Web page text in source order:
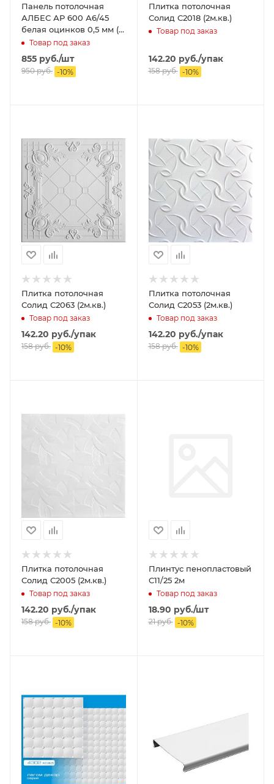
Панель потолочная
АЛБЕС АР 600 А6/45
белая оцинков 0,5 мм (1
уп=22 шт).
Товар под заказ
855 руб./шт
950руб. -10%
Плитка потолочная
Солид С2018 (2м.кв.)
Товар под заказ
142.20 руб./упак
158руб. -10%
Плитка потолочная
Солид С2063 (2м.кв.)
Товар под заказ
142.20 руб./упак
158руб. -10%
Плитка потолочная
Солид С2053 (2м.кв.)
Товар под заказ
142.20 руб./упак
158руб. -10%
Плитка потолочная
Солид С2005 (2м.кв.)
Товар под заказ
142.20 руб./упак
158руб. -10%
Плинтус пенопластовый
С11/25 2м
Товар под заказ
18.90 руб./шт
21руб. -10%